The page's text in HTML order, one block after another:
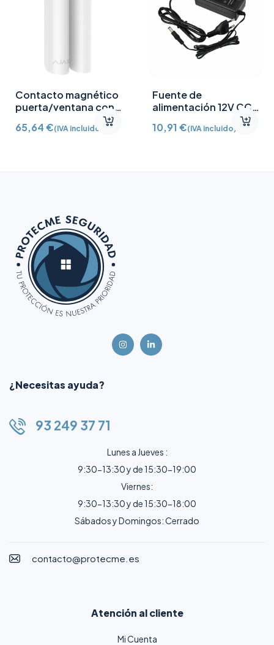
Contacto magnético
puerta/ventana con
Detector vibración e
inclinación AJ-
65,64€(IVA incluido)
Fuente de
alimentación 12V CC
10,91€(IVA incluido)
¿Necesitas ayuda?
93 249 37 71
Lunes a Jueves :
9:30-13:30 y de 15:30-19:00
Viernes:
9:30-13:30 y de 15:30-18:00
Sábados y Domingos: Cerrado
contacto@protecme.es
Atención al cliente
Mi Cuenta